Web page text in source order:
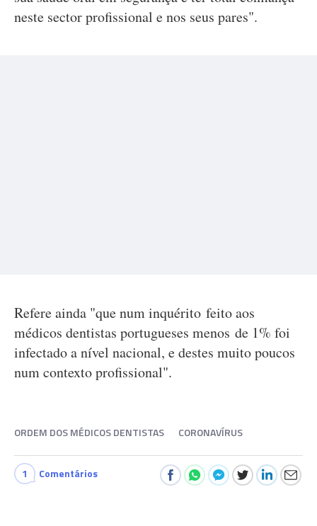
neste sector profissional e nos seus pares".
Refere ainda "que num inquérito feito aos
médicos dentistas portugueses menos de 1% foi
infectado a nível nacional, e destes muito poucos
num contexto profissional".
ORDEM DOS MÉDICOS DENTISTAS CORONAVÍRUS
1 Comentários